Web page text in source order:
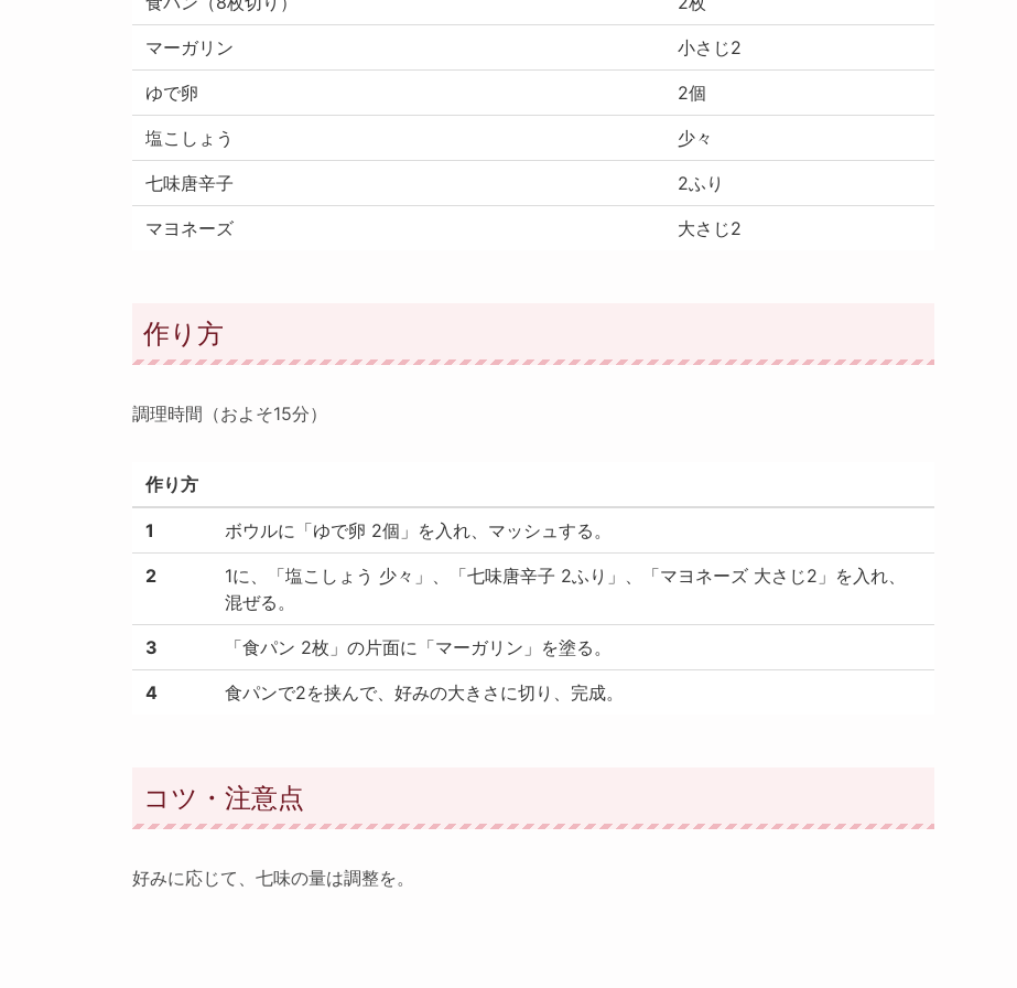
マーガリン 小さじ2
ゆで卵 2個
塩こしょう 少々
七味唐辛子 2ふり
マヨネーズ 大さじ2
作り方
調理時間（およそ15分）
作り方
1 ボウルに「ゆで卵 2個」を入れ、マッシュする。
2
1に、「塩こしょう 少々」、「七味唐辛子 2ふり」、「マヨネーズ 大さじ2」を入れ、
混ぜる。
3 「食パン 2枚」の片面に「マーガリン」を塗る。
4 食パンで2を挟んで、好みの大きさに切り、完成。
コツ・注意点
好みに応じて、七味の量は調整を。